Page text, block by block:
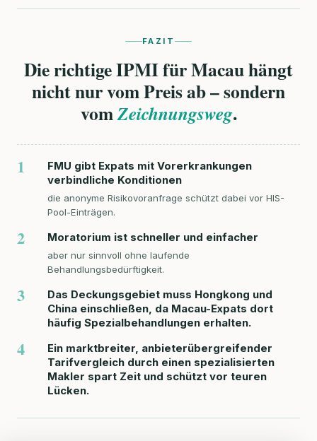
FAZIT
Die richtige IPMI für Macau hängt
nicht nur vom Preis ab – sondern
vomZeichnungsweg.
1
FMU gibt Expats mit Vorerkrankungen
verbindliche Konditionen
die anonyme Risikovoranfrage schützt dabei vor HIS-
Pool-Einträgen.
2 Moratorium ist schneller und einfacher
aber nur sinnvoll ohne laufende
Behandlungsbedürftigkeit.
3
Das Deckungsgebiet muss Hongkong und
China einschließen, da Macau-Expats dort
häufig Spezialbehandlungen erhalten.
4
Ein marktbreiter, anbieterübergreifender
Tarifvergleich durch einen spezialisierten
Makler spart Zeit und schützt vor teuren
Lücken.